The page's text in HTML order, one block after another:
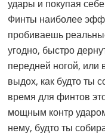
удары и покупая
Финты наиболее
пробиваешь
угодно, быстро
передней ногой, или
выдох, как будто ты
время для финтов
мощным контр
нему, будто ты